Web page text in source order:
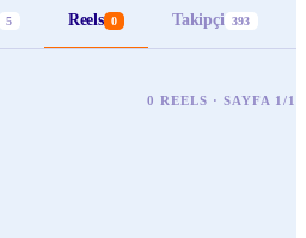
5 Reels 0 Takipçi 393
0 REELS · SAYFA 1/1